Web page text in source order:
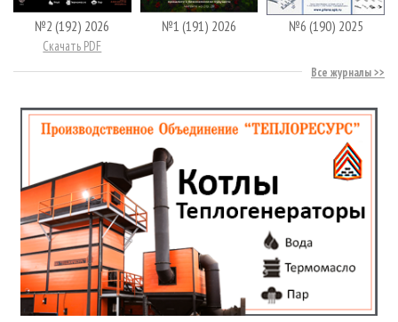
№2 (192) 2026
Скачать PDF
№1 (191) 2026 №6 (190) 2025
Все журналы